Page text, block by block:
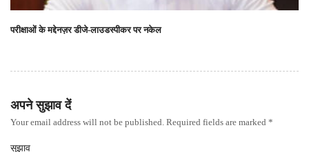
परीक्षाओं के मद्देनज़र डीजे-लाउडस्पीकर पर नकेल
अपने सुझाव दें
Your email address will not be published. Required fields are marked *
सुझाव